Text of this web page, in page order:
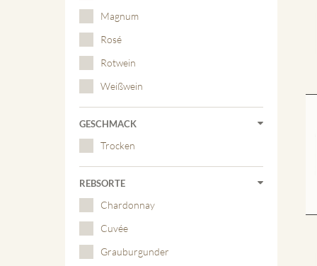
Magnum
Rosé
Rotwein
Weißwein
GESCHMACK
Trocken
REBSORTE
Chardonnay
Cuvée
Grauburgunder